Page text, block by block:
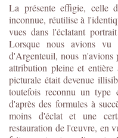
La présente effigie, celle
inconnue, réutilise à
vues dans l'éclatant
Lorsque nous avions vu
d'Argenteuil, nous n'avions
attribution pleine et
picturale était devenue
toutefois reconnu un type
d'après des formules à
moins d'éclat et une
restauration de l'œuvre, en